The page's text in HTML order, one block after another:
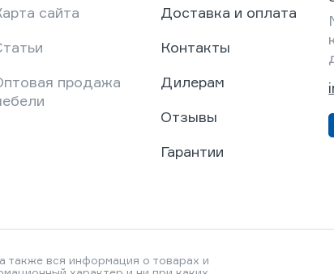
сайта
продажа
Доставка и оплата
Контакты
Дилерам
Отзывы
Гарантии
также вся информация о товарах и